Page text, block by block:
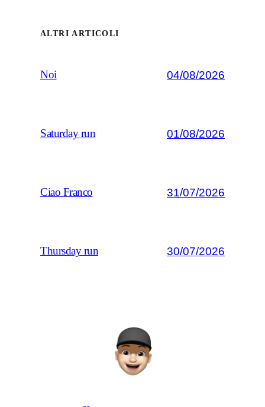
ALTRI ARTICOLI
Noi 04/08/2026
Saturday run 01/08/2026
Ciao Franco 31/07/2026
Thursday run 30/07/2026